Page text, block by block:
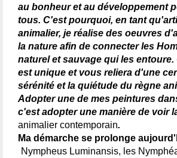
au bonheur et au développement
tous. C'est pourquoi, en tant
animalier, je réalise des oeuvres
la nature afin de connecter les
naturel et sauvage qui les
est unique et vous reliera d'une
sérénité et la quiétude du règne
Adopter une de mes peintures
c'est adopter une manière de voir
animalier contemporain.
Ma démarche se prolonge
Nympheus Luminansis, les